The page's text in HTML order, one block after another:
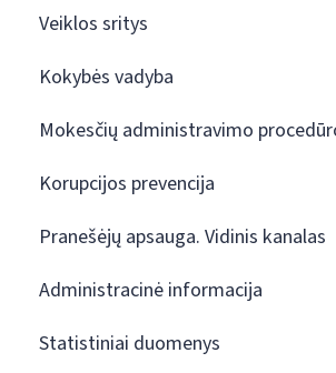
Veiklos sritys
Kokybės vadyba
Mokesčių administravimo
Korupcijos prevencija
Pranešėjų apsauga. Vidinis kanalas
Administracinė informacija
Statistiniai duomenys